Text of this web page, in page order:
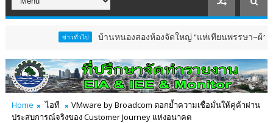
บ้านหนองสองห้องจัดใหญ่ “แห่เทียนพรรษา–ผ้าป่าซาเล้งปล
Home ไอที
VMware by Broadcom ตอกย้ำความเชื่อมั่นให้คู่ค้าผ่าน
ประสบการณ์จริงของ Customer Journey แห่งอนาคต